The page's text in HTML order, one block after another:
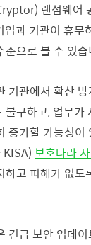
랜섬웨어
과 기관이 휴무
준으로 볼 수 있
기관에서 확산
불구하고, 업무가
증가할 가능성이
보호나라
하고 피해가 없도
긴급 보안 업데